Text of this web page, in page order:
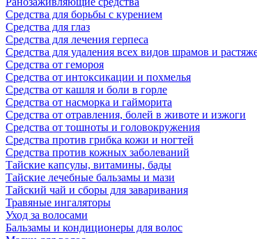
Средства для борьбы с курением
Средства для глаз
Средства для лечения герпеса
Средства для удаления всех видов шрамов и
Средства от гемороя
Средства от интоксикации и похмелья
Средства от кашля и боли в горле
Средства от насморка и гайморита
Средства от отравления, болей в животе и изжоги
Средства от тошноты и головокружения
Средства против грибка кожи и ногтей
Средства против кожных заболеваний
Тайские капсулы, витамины, бады
Тайские лечебные бальзамы и мази
Тайский чай и сборы для заваривания
Травяные ингаляторы
Уход за волосами
Бальзамы и кондиционеры для волос